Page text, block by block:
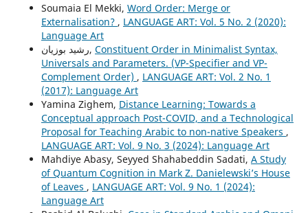
Soumaia El Mekki, Word Order: Merge or
Externalisation? , LANGUAGE ART: Vol. 5 No. 2 (2020):
Language Art
رشيد بوزيان, Constituent Order in Minimalist Syntax,
Universals and Parameters. (VP-Specifier and VP-
Complement Order) , LANGUAGE ART: Vol. 2 No. 1
(2017): Language Art
Yamina Zighem, Distance Learning: Towards a
Conceptual approach Post-COVID, and a Technological
Proposal for Teaching Arabic to non-native Speakers ,
LANGUAGE ART: Vol. 9 No. 3 (2024): Language Art
Mahdiye Abasy, Seyyed Shahabeddin Sadati, A Study
of Quantum Cognition in Mark Z. Danielewski’s House
of Leaves , LANGUAGE ART: Vol. 9 No. 1 (2024):
Language Art